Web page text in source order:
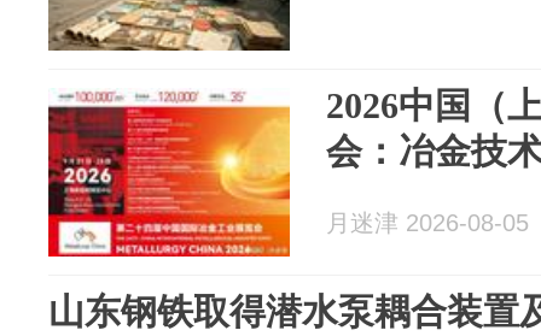
2026中国（
会：冶金技
月迷津 2026-08-05
山东钢铁取得潜水泵耦合装置